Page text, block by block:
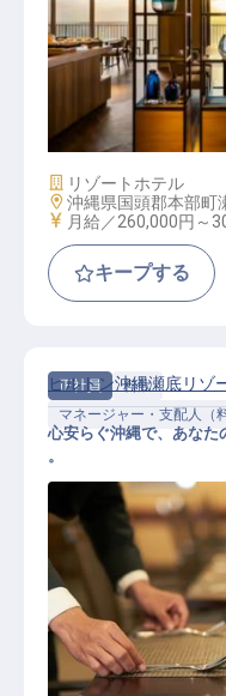
フロントデスク
施設業態
リゾートホテル
勤務地
沖縄県国頭郡本部町
給与
月給／260,000円～
キープする
正社員
料飲
マネージャー・支配人（
レストランマネー
ヒルトン沖縄瀬底リゾ
心安らぐ沖縄で、あなた
。